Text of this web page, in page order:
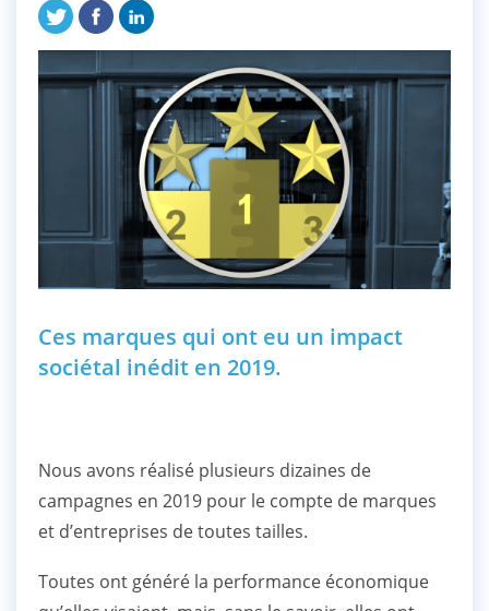
Ces marques qui ont eu un impact
sociétal inédit en 2019.
Nous avons réalisé plusieurs dizaines de
campagnes en 2019 pour le compte de marques
et d’entreprises de toutes tailles.
Toutes ont généré la performance économique